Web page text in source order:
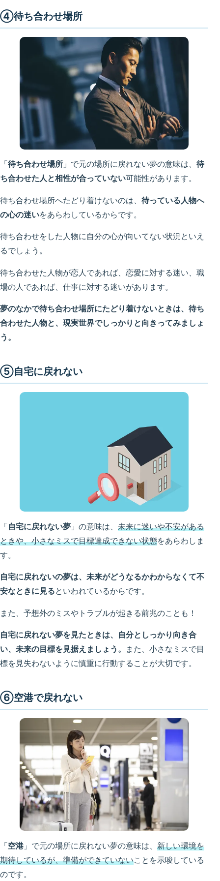
④待ち合わせ場所
「 待ち合わせ場所 」で元の場所に戻れない夢の意味は、 待
ち合わせた人と相性が合っていない可能性があります。
待ち合わせ場所へたどり着けないのは、 待っている人物へ
の心の迷いをあらわしているからです。
待ち合わせをした人物に自分の心が向いてない状況といえ
るでしょう。
待ち合わせた人物が恋人であれば、恋愛に対する迷い、職
場の人であれば、仕事に対する迷いがあります。
夢のなかで待ち合わせ場所にたどり着けないときは、待ち
合わせた人物と、現実世界でしっかりと向きってみましょ
う。
⑤自宅に戻れない
「自宅に戻れない夢 」の意味は、 未来に迷いや不安がある
ときや、小さなミスで目標達成できない状態をあらわしま
す。
自宅に戻れないの夢は、未来がどうなるかわからなくて不
安なときに見るといわれているからです。
また、予想外のミスやトラブルが起きる前兆のことも！
自宅に戻れない夢を見たときは、自分としっかり向き合
い、未来の目標を見据えましょう。
また、小さなミスで目
標を見失わないように慎重に行動することが大切です。
⑥空港で戻れない
「空港 」で元の場所に戻れない夢の意味は、 新しい環境を
期待しているが、準備ができていないことを示唆している
のです。